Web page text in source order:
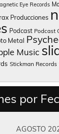
Eye Records
Producciones
Podcast Podcast
Metal
Music
Stickman Records
por
AGOSTO